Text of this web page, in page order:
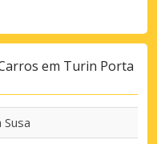
em Turin Porta